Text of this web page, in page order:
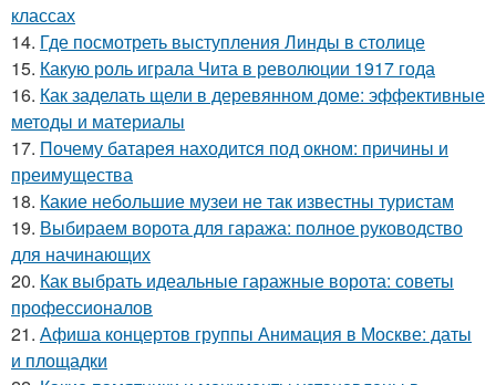
классах
14. Где посмотреть выступления Линды в столице
15. Какую роль играла Чита в революции 1917 года
16. Как заделать щели в деревянном доме: эффективные
методы и материалы
17. Почему батарея находится под окном: причины и
преимущества
18. Какие небольшие музеи не так известны туристам
19. Выбираем ворота для гаража: полное руководство
для начинающих
20. Как выбрать идеальные гаражные ворота: советы
профессионалов
21. Афиша концертов группы Анимация в Москве: даты
и площадки